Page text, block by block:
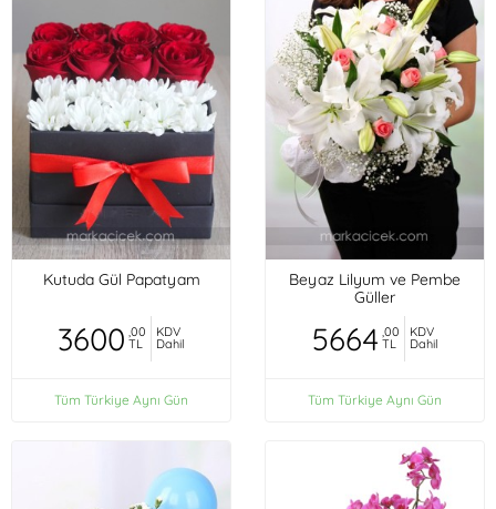
Kutuda Gül Papatyam
3600 ,00
TL
KDV
Dahil
Tüm Türkiye Aynı Gün
Beyaz Lilyum ve Pembe
Güller
5664 ,00
TL
KDV
Dahil
Tüm Türkiye Aynı Gün